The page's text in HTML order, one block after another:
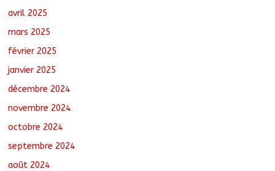
avril 2025
mars 2025
février 2025
janvier 2025
décembre 2024
novembre 2024
octobre 2024
septembre 2024
août 2024